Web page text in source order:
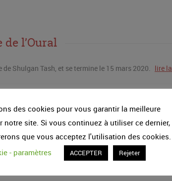
l’Oural
Shulgan Tash, et se termine le 15 mars 2020. lire
des cookies pour vous garantir la meilleure
notre site. Si vous continuez à utiliser ce dernier,
que vous acceptez l'utilisation des cookies.
- paramètres
ACCEPTER Rejeter